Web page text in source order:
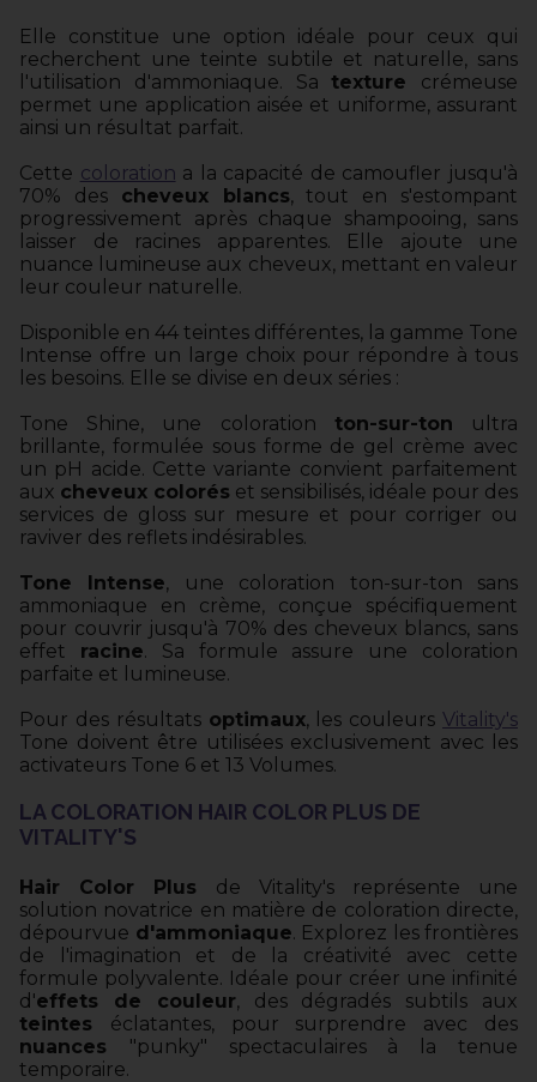
Elle constitue une option idéale pour ceux qui
recherchent une teinte subtile et naturelle, sans
l'utilisation d'ammoniaque. Sa texture crémeuse
permet une application aisée et uniforme, assurant
ainsi un résultat parfait.
Cette coloration a la capacité de camoufler jusqu'à
70% des cheveux blancs, tout en s'estompant
progressivement après chaque shampooing, sans
laisser de racines apparentes. Elle ajoute une
nuance lumineuse aux cheveux, mettant en valeur
leur couleur naturelle.
Disponible en 44 teintes différentes, la gamme Tone
Intense offre un large choix pour répondre à tous
les besoins. Elle se divise en deux séries :
Tone Shine, une coloration ton-sur-ton ultra
brillante, formulée sous forme de gel crème avec
un pH acide. Cette variante convient parfaitement
aux cheveux colorés et sensibilisés, idéale pour des
services de gloss sur mesure et pour corriger ou
raviver des reflets indésirables.
Tone Intense, une coloration ton-sur-ton sans
ammoniaque en crème, conçue spécifiquement
pour couvrir jusqu'à 70% des cheveux blancs, sans
effet racine. Sa formule assure une coloration
parfaite et lumineuse.
Pour des résultats optimaux, les couleurs Vitality's
Tone doivent être utilisées exclusivement avec les
activateurs Tone 6 et 13 Volumes.
LA COLORATION HAIR COLOR PLUS DE
VITALITY'S
Hair Color Plus de Vitality's représente une
solution novatrice en matière de coloration directe,
dépourvue d'ammoniaque. Explorez les frontières
de l'imagination et de la créativité avec cette
formule polyvalente. Idéale pour créer une infinité
d'effets de couleur, des dégradés subtils aux
teintes éclatantes, pour surprendre avec des
nuances "punky" spectaculaires à la tenue
temporaire.